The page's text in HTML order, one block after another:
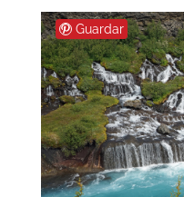
Guardar